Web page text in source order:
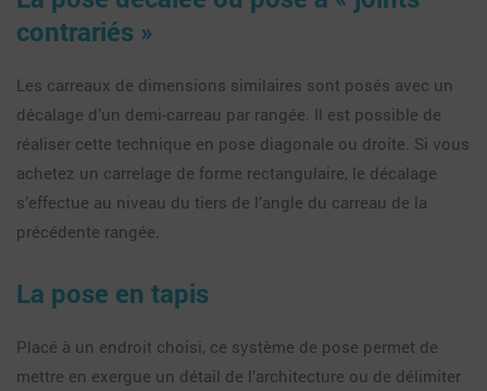
contrariés »
Les carreaux de dimensions similaires sont posés avec un
décalage d’un demi-carreau par rangée. Il est possible de
réaliser cette technique en pose diagonale ou droite. Si vous
achetez un carrelage de forme rectangulaire, le décalage
s’effectue au niveau du tiers de l’angle du carreau de la
précédente rangée.
La pose en tapis
Placé à un endroit choisi, ce système de pose permet de
mettre en exergue un détail de l’architecture ou de délimiter